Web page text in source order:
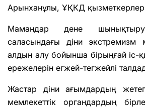
Арынханұлы, ҰҚКД
Мамандар дене
саласындағы діни экстремизм
алдын алу бойынша бірыңғай іс-
ережелерін егжей-тегжейлі
Жастар діни ағымдардың
мемлекеттік органдардың